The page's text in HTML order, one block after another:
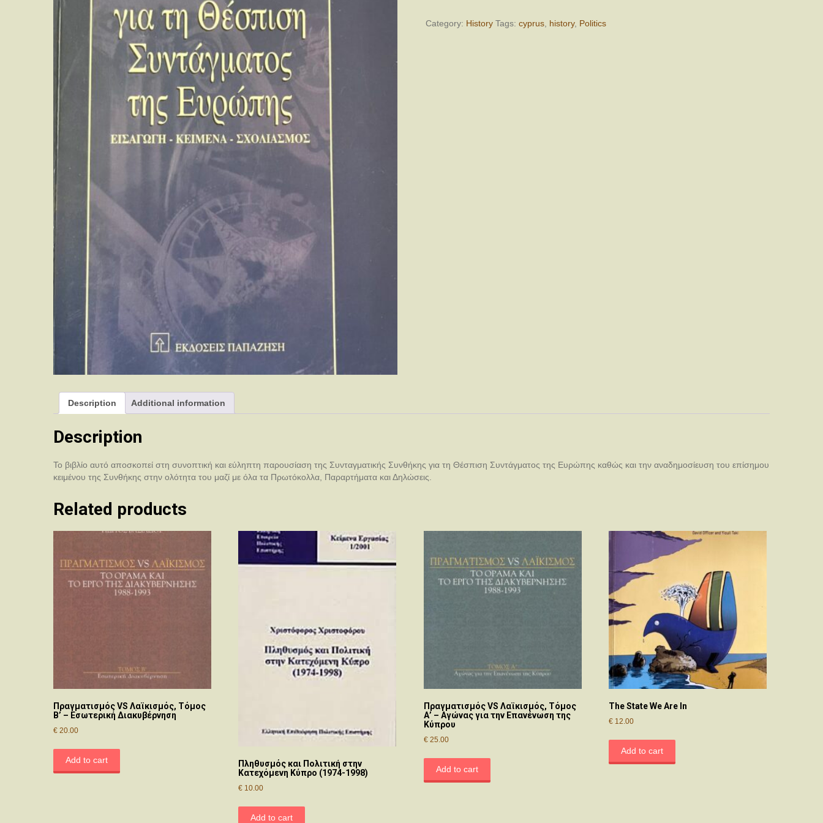
Θέσπιση
Category: History Tags:cyprus history, Politics
Description Additional information
Description
Το βιβλίο αυτό αποσκοπεί στη συνοπτική και εύληπτη παρουσίαση της Συνταγματικής Συνθήκης για τη Θέσπιση Συντάγματος της Ευρώπης καθώς και την αναδημοσίευση του επίσημου
κειμένου της Συνθήκης στην ολότητα του μαζί με όλα τα Πρωτόκολλα, Παραρτήματα και Δηλώσεις.
Related products
Πραγματισμός VS Λαϊκισμός, Τόμος
Β’ – Εσωτερική Διακυβέρνηση
€ 20.00
Add to cart
Πληθυσμός και Πολιτική στην
Κατεχόμενη Κύπρο (1974-1998)
€ 10.00
Add to cart
Πραγματισμός VS Λαϊκισμός, Τόμος
Α’ – Αγώνας για την Επανένωση της
Κύπρου
€25.00
Add to cart
The State We Are In
€ 12.00
Add to cart